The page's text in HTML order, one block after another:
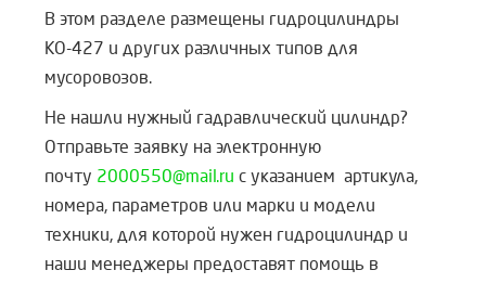
В этом разделе размещены гидроцилиндры
КО-427 и других различных типов для
мусоровозов.
Не нашли нужный гадравлический цилиндр?
Отправьте заявку на электронную
почту 2000550@mail.ru с указанием артикула,
номера, параметров или марки и модели
техники, для которой нужен гидроцилиндр и
наши менеджеры предоставят помощь в